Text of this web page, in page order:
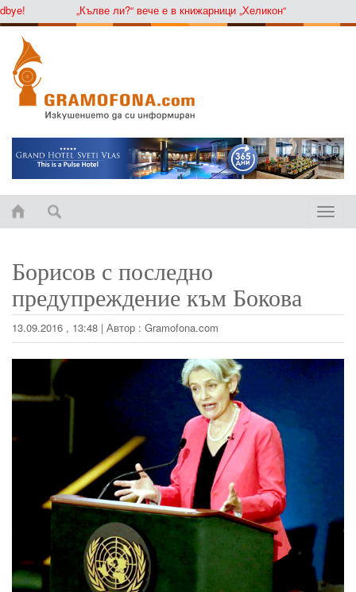
„Кълве ли?“ вече е в книжарници „Хеликон“
Toggle
Борисов с последно
предупреждение към Бокова
13.09.2016 , 13:48 | Автор : Gramofona.com